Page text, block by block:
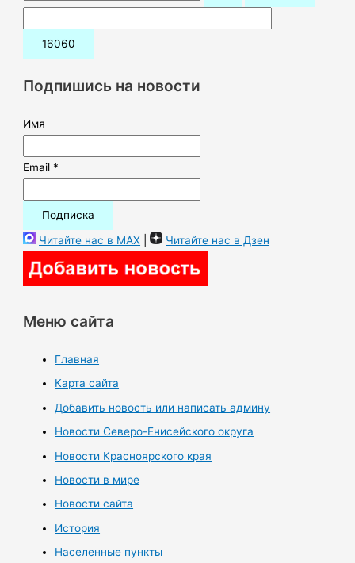
о
и
:Подпишись на новости
Имя
Email *
Читайте нас в MAX | Читайте нас в Дзен
Меню сайта
Главная
Карта сайта
Добавить новость или написать админу
Новости Северо-Енисейского округа
Новости Красноярского края
Новости в мире
Новости сайта
История
Населенные пункты